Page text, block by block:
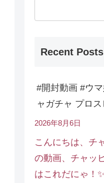
Recent Posts
#開封動画 #ウ
ャガチャ プロス
2026年8月6日
こんにちは、チ
の動画、チャッ
はこれだにゃ！